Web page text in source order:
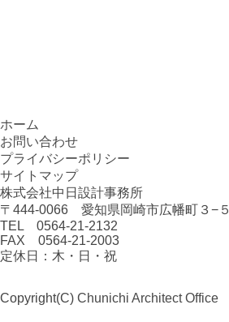
ホーム
お問い合わせ
プライバシーポリシー
サイトマップ
株式会社中日設計事務所
〒444-0066 愛知県岡崎市広幡町３−５
TEL 0564-21-2132
FAX 0564-21-2003
定休日：木・日・祝
Copyright(C) Chunichi Architect Office